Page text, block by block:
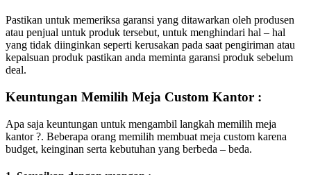
Pastikan untuk memeriksa garansi yang ditawarkan oleh produsen
atau penjual untuk produk tersebut, untuk menghindari hal – hal
yang tidak diinginkan seperti kerusakan pada saat pengiriman atau
kepalsuan produk pastikan anda meminta garansi produk sebelum
deal.
Keuntungan Memilih Meja Custom Kantor :
Apa saja keuntungan untuk mengambil langkah memilih meja
kantor ?. Beberapa orang memilih membuat meja custom karena
budget, keinginan serta kebutuhan yang berbeda – beda.